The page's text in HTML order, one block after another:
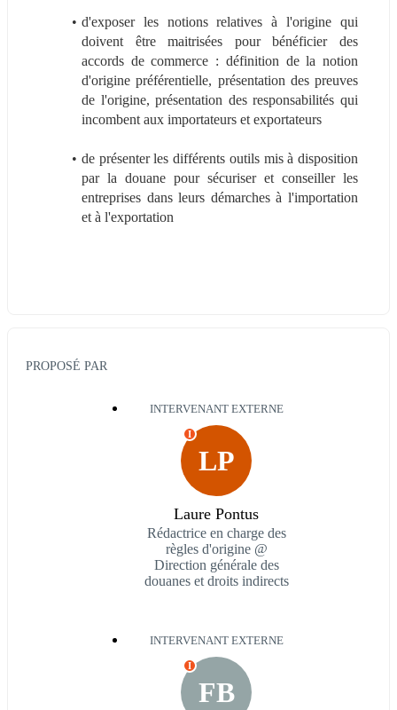
d'exposer les notions relatives à l'origine qui
doivent être maitrisées pour bénéficier des
accords de commerce : définition de la notion
d'origine préférentielle, présentation des preuves
de l'origine, présentation des responsabilités qui
incombent aux importateurs et exportateurs
de présenter les différents outils mis à disposition
par la douane pour sécuriser et conseiller les
entreprises dans leurs démarches à l'importation
et à l'exportation
PROPOSÉ PAR
INTERVENANT EXTERNE
LP
I
Laure Pontus
Rédactrice en charge des
règles d'origine @
Direction générale des
douanes et droits indirects
INTERVENANT EXTERNE
FB
I